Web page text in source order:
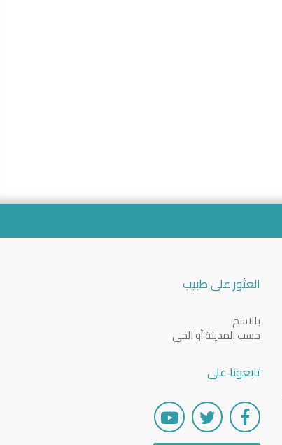
العثور على طبيب
بالاسم
حسب المدينة أو الحي
تابعونا على